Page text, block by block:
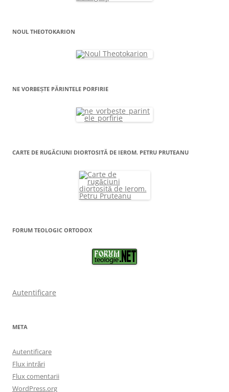
NOUL THEOTOKARION
NE VORBEȘTE PĂRINTELE PORFIRIE
CARTE DE RUGĂCIUNI DIORTOSITĂ DE IEROM. PETRU PRUTEANU
FORUM TEOLOGIC ORTODOX
Autentificare
META
Autentificare
Flux intrări
Flux comentarii
WordPress.org